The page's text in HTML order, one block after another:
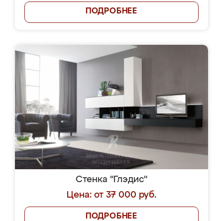
ПОДРОБНЕЕ
Стенка "Глэдис"
Цена: от 37 000 руб.
ПОДРОБНЕЕ